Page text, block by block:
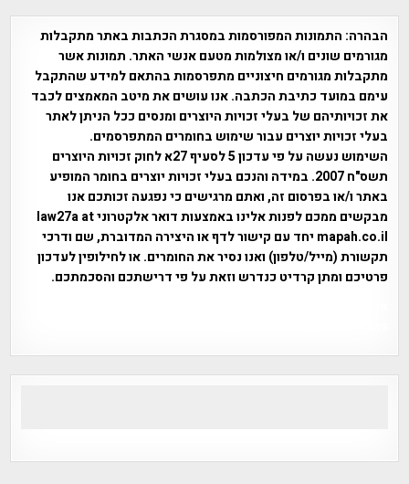
הבהרה: התמונות המפורסמות במסגרת הכתבות באתר מתקבלות
מגורמים שונים ו/או מצולמות מטעם אנשי האתר. תמונות אשר
מתקבלות מגורמים חיצוניים מתפרסמות בהתאם למידע שהתקבל
עימם במועד כתיבת הכתבה. אנו עושים את מיטב המאמצים לכבד
את זכויותיהם של בעלי זכויות היוצרים ומנסים ככל הניתן לאתר
בעלי זכויות יוצרים עבור שימוש בחומרים המתפרסמים.
השימוש נעשה על פי עדכון 5 לסעיף 27א לחוק זכויות היוצרים
תשס"ח 2007. במידה והנכם בעלי זכויות יוצרים בחומר המופיע
באתר ו/או בפרסום זה, ואתם מרגישים כי נפגעה זכותכם אנו
מבקשים ממכם לפנות אלינו באמצעות דואר אלקטרוני law27a at
mapah.co.il יחד עם קישור לדף או היצירה המדוברת, שם ודרכי
תקשורת (מייל/טלפון) ואנו נסיר את החומרים. או לחילופין לעדכון
פרטיכם ומתן קרדיט כנדרש וזאת על פי דרישתכם והסכמתכם.